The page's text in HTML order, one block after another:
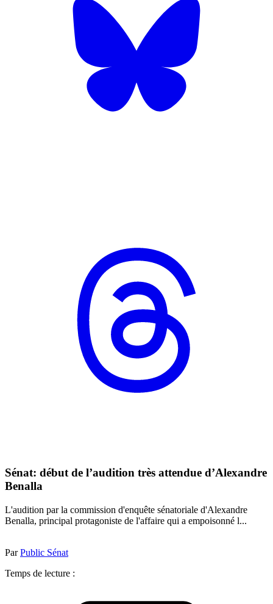
Sénat: début de l’audition très attendue d’Alexandre
Benalla
L'audition par la commission d'enquête sénatoriale d'Alexandre
Benalla, principal protagoniste de l'affaire qui a empoisonné l...
ParPublic Sénat
Temps de lecture :